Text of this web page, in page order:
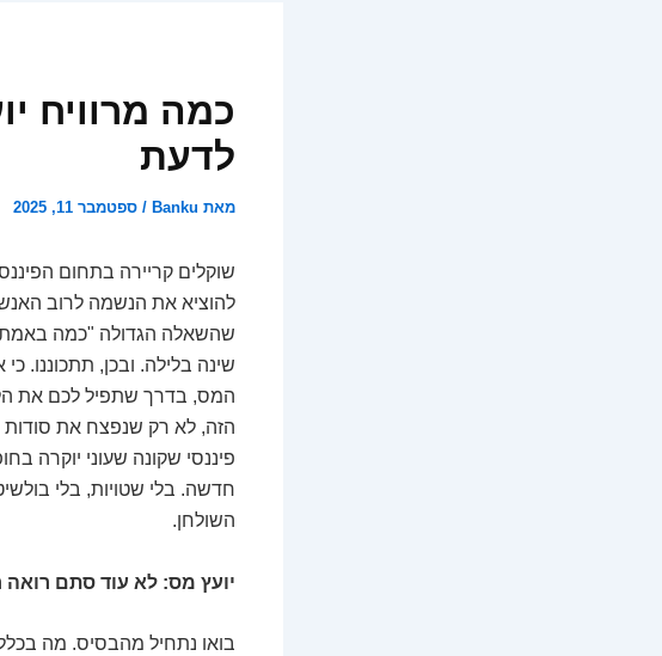
כמה מרוויח
לדעת
מאת Banku
/ ספטמבר 11, 2025
שוקלים קריירה בתחום
להוציא את הנשמה לרוב
שהשאלה הגדולה "כמה באמת
שינה בלילה. ובכן, תתכוננו.
המס, בדרך שתפיל לכם את
הזה, לא רק שנפצח את סודות
פיננסי שקונה שעוני יוקרה
חדשה. בלי שטויות, בלי
השולחן.
יועץ מס: לא עוד סתם רואה
בואו נתחיל מהבסיס. מה